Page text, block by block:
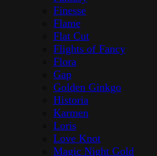
Finesse
Flame
Flat Cut
Flights of Fancy
Flora
Gap
Golden Ginkgo
Historia
Karmen
Loris
Love Knot
Magic Night Gold